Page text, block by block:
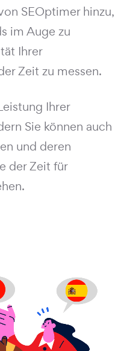
SEOptimer hinzu,
im Auge zu
Ihrer
Zeit zu messen.
Ihrer
Sie können auch
und deren
der Zeit für